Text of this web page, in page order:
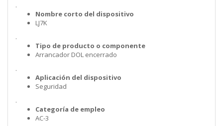
.
Nombre corto del dispositivo
LJ7K
.
Tipo de producto o componente
Arrancador DOL encerrado
.
Aplicación del dispositivo
Seguridad
.
Categoría de empleo
AC-3